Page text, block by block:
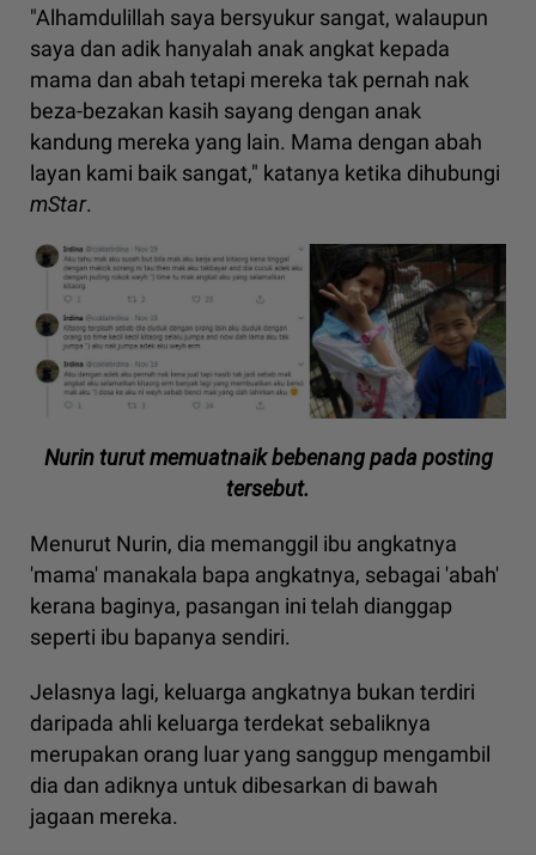
"Alhamdulillah saya bersyukur sangat, walaupun
saya dan adik hanyalah anak angkat kepada
mama dan abah tetapi mereka tak pernah nak
beza-bezakan kasih sayang dengan anak
kandung mereka yang lain. Mama dengan abah
layan kami baik sangat," katanya ketika dihubungi
mStar.
Nurin turut memuatnaik bebenang pada posting
tersebut.
Menurut Nurin, dia memanggil ibu angkatnya
'mama' manakala bapa angkatnya, sebagai 'abah'
kerana baginya, pasangan ini telah dianggap
seperti ibu bapanya sendiri.
Jelasnya lagi, keluarga angkatnya bukan terdiri
daripada ahli keluarga terdekat sebaliknya
merupakan orang luar yang sanggup mengambil
dia dan adiknya untuk dibesarkan di bawah
jagaan mereka.